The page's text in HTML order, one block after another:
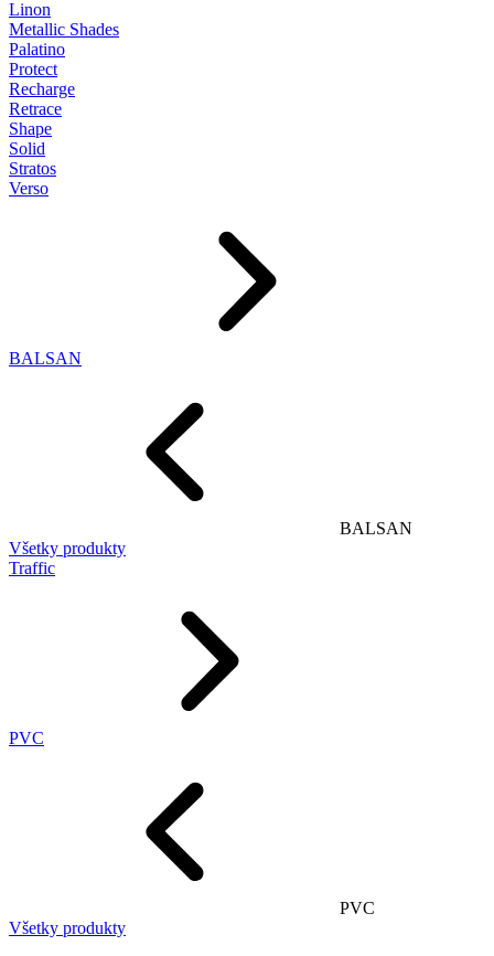
Linon
Metallic Shades
Palatino
Protect
Recharge
Retrace
Shape
Solid
Stratos
Verso
BALSAN
BALSAN
Všetky produkty
Traffic
PVC
PVC
Všetky produkty